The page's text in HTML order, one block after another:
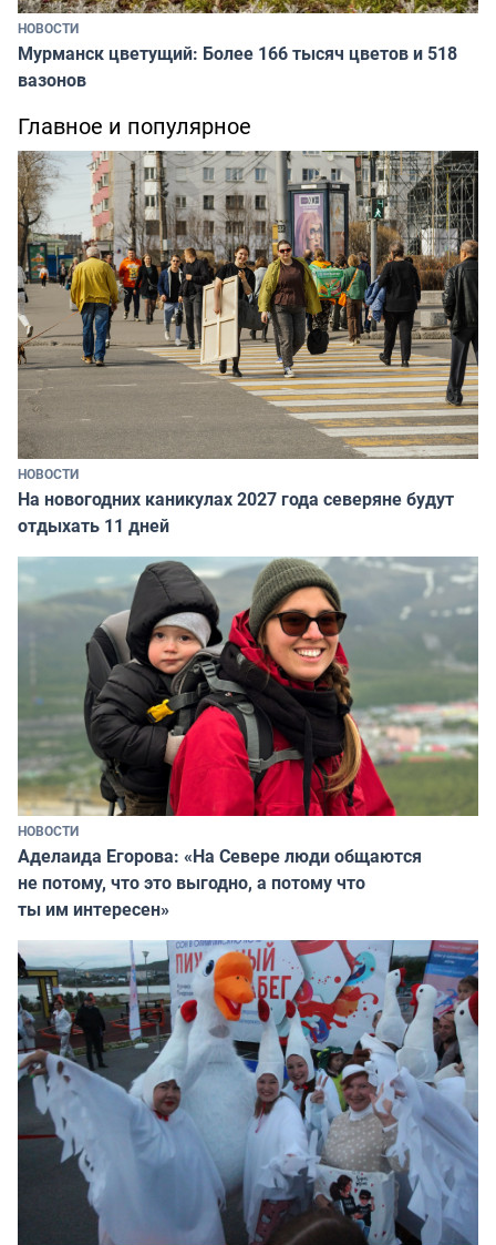
НОВОСТИ
Мурманск цветущий: Более 166 тысяч цветов и 518
вазонов
Главное и популярное
НОВОСТИ
На новогодних каникулах 2027 года северяне будут
отдыхать 11 дней
НОВОСТИ
Аделаида Егорова: «На Севере люди общаются
не потому, что это выгодно, а потому что
ты им интересен»